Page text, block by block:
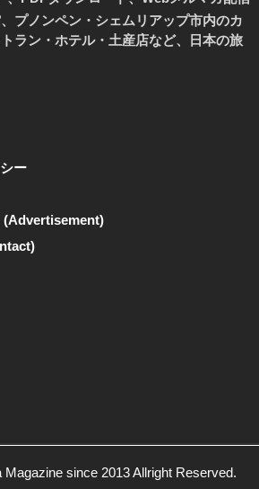
プノンペン・シェムリアップ市内のカ
ラン・ホテル・土産店など、日本の旅
ー
(Advertisement)
since 2013 Allright Reserved.